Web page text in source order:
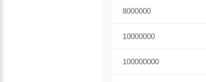
8000000
10000000
100000000